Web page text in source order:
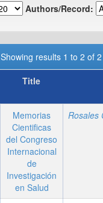
Authors/Record:
Showing results 1 to 2 of 2
Title
Memorias
Cientificas
del Congreso
Internacional
de
Investigación
en Salud